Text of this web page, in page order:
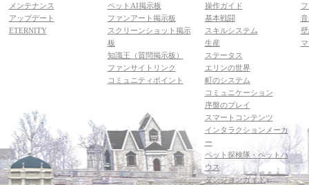
メンテナンス
アップデート
ETERNITY
ペットAI掲示板
ファンアート掲示板
スクリーンショット掲示
板
知識王（質問掲示板）
ファンサイトリンク
コミュニティポイント
操作ガイド
基本戦闘
スキルシステム
生産
ステータス
エリンの世界
町のシステム
コミュニケーション
序盤のプレイ
スマートコンテンツ
インタラクションメーカ
ー
ペット探検隊・ペットハ
ウス
ダンジョンガイド